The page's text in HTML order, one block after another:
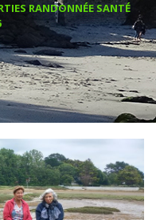
RANDONNÉE SANTÉ